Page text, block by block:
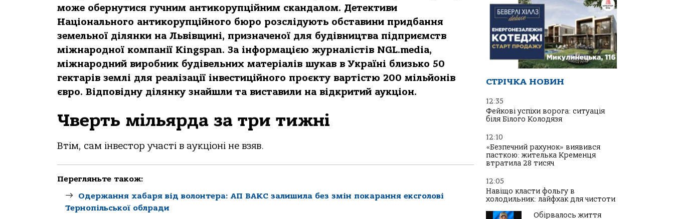
може обернутися гучним антикорупційним скандалом. Детективи
Національного антикорупційного бюро розслідують обставини придбання
земельної ділянки на Львівщині, призначеної для будівництва підприємств
міжнародної компанії Kingspan. За інформацією журналістів NGL.media,
міжнародний виробник будівельних матеріалів шукав в Україні близько 50
гектарів землі для реалізації інвестиційного проєкту вартістю 200 мільйонів
євро. Відповідну ділянку знайшли та виставили на відкритий аукціон.
Чверть мільярда за три тижні
Втім, сам інвестор участі в аукціоні не взяв.
Перегляньте також:
Одержання хабаря від волонтера: АП ВАКС залишила без змін покарання ексголові
Тернопільської облради
СТРІЧКА НОВИН
12:35
Фейкові успіхи ворога: ситуація
біля Білого Колодязя
12:10
«Безпечний рахунок» виявився
пасткою: жителька Кременця
втратила 28 тисяч
12:05
Навіщо класти фольгу в
холодильник: лайфхак для чистоти
Обірвалось життя